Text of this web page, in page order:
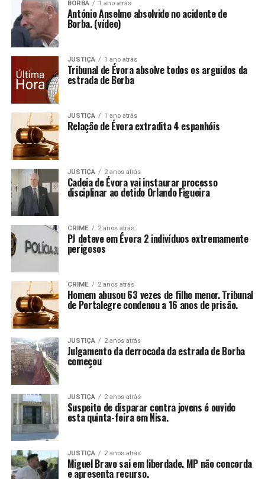
BORBA 1 ano atrás
António Anselmo absolvido no acidente de
Borba. (vídeo)
JUSTIÇA 1 ano atrás
Tribunal de Évora absolve todos os arguidos da
estrada de Borba
JUSTIÇA 1 ano atrás
Relação de Évora extradita 4 espanhóis
JUSTIÇA 2 anos atrás
Cadeia de Évora vai instaurar processo
disciplinar ao detido Orlando Figueira
CRIME 2 anos atrás
PJ deteve em Évora 2 indivíduos extremamente
perigosos
CRIME 2 anos atrás
Homem abusou 63 vezes de filho menor. Tribunal
de Portalegre condenou a 16 anos de prisão.
JUSTIÇA 2 anos atrás
Julgamento da derrocada da estrada de Borba
começou
JUSTIÇA 2 anos atrás
Suspeito de disparar contra jovens é ouvido
esta quinta-feira em Nisa.
JUSTIÇA 2 anos atrás
Miguel Bravo sai em liberdade. MP não concorda
e apresenta recurso.